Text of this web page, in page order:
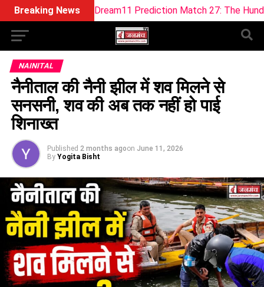
Breaking News
W Dream11 Prediction Match 27: The Hundred Women
NAINITAL
नैनीताल की नैनी झील में शव मिलने से
सनसनी, शव की अब तक नहीं हो पाई
शिनाख्त
Published 2 months agoon June 11, 2026
By Yogita Bisht